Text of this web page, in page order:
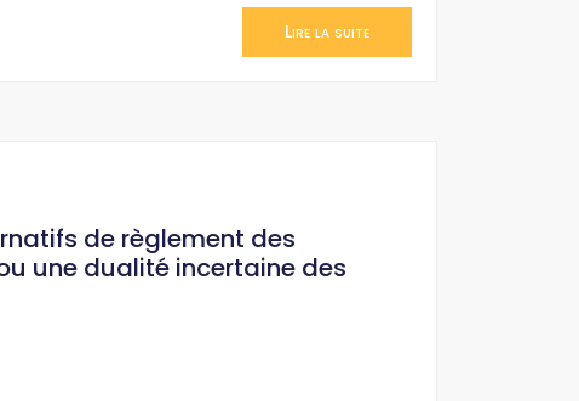
Lire la suite
de règlement des
une dualité incertaine des